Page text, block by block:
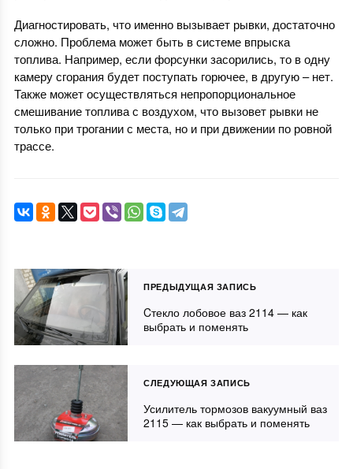
Диагностировать, что именно вызывает рывки, достаточно
сложно. Проблема может быть в системе впрыска
топлива. Например, если форсунки засорились, то в одну
камеру сгорания будет поступать горючее, в другую – нет.
Также может осуществляться непропорциональное
смешивание топлива с воздухом, что вызовет рывки не
только при трогании с места, но и при движении по ровной
трассе.
ПРЕДЫДУЩАЯ ЗАПИСЬ
Cтекло лобовое ваз 2114 — как
выбрать и поменять
СЛЕДУЮЩАЯ ЗАПИСЬ
Усилитель тормозов вакуумный ваз
2115 — как выбрать и поменять